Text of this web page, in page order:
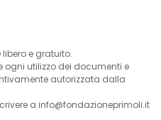
e gratuito.
ogni utilizzo dei documenti e
autorizzata dalla
a info@fondazioneprimoli.it